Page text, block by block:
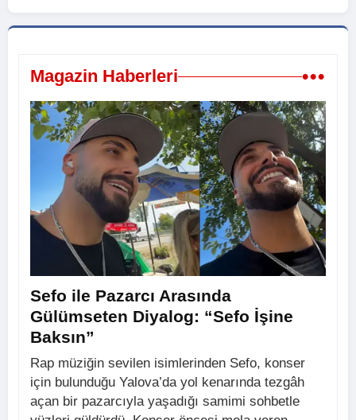
Magazin Haberleri •••
Sefo ile Pazarcı Arasında
Gülümseten Diyalog: “Sefo İşine
Baksın”
Rap müziğin sevilen isimlerinden Sefo, konser
için bulunduğu Yalova’da yol kenarında tezgâh
açan bir pazarcıyla yaşadığı samimi sohbetle